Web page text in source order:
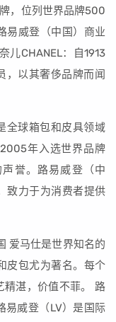
，位列世界品牌500
易威登（中国）商业
儿CHANEL：自1913
，以其奢侈品牌而闻
全球箱包和皮具领域
年入选世界品牌
誉。路易威登（中
致力于为消费者提供
爱马仕是世界知名的
皮包尤为著名。每个
精湛，价值不菲。 路
易威登（LV）是国际